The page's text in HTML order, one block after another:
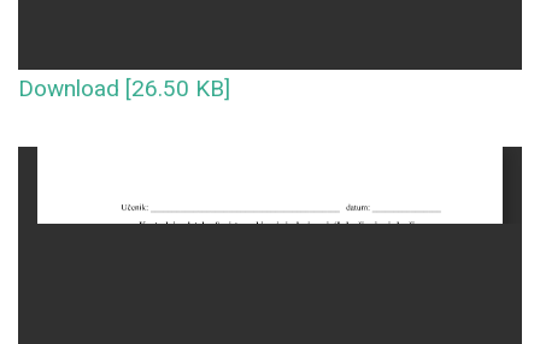
Download [26.50 KB]